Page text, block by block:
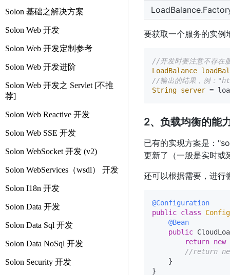
Solon 基础之解决方案
Solon Web 开发
Solon Web 开发定制参考
Solon Web 开发进阶
Solon Web 开发之 Servlet [不推
荐]
Solon Web Reactive 开发
Solon Web SSE 开发
Solon WebSocket 开发 (v2)
Solon WebServices（wsdl） 开发
Solon I18n 开发
Solon Data 开发
Solon Data Sql 开发
Solon Data NoSql 开发
Solon Security 开发
要获取一个服务的实例
//开发时要注意不存在
LoadBalance
//输出的结果，例：
String server =
2、负载均衡的能
已有的实现方案是：
更新了（一般是实时
还可以根据需要，进行
@Configuration
public class
Config
@Bean
public
return new
//return
    }